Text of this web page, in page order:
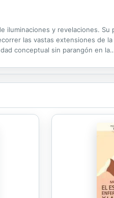
iluminaciones y revelaciones. Su
las vastas extensiones de la
conceptual sin parangón en la